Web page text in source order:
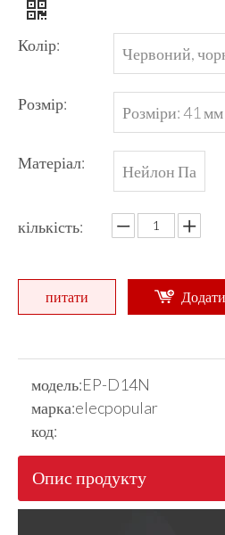
Колір:
Червоний,
Розмір:
Розміри: 41
Матеріал: Нейлон Па
кількість:
питати
модель:EP-D14N
марка:elecpopular
код:
Опис продукту